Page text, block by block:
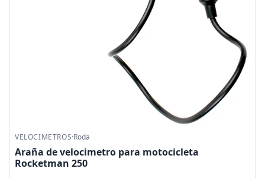
VELOCIMETROS·Roda
Araña de velocimetro para motocicleta
Rocketman 250